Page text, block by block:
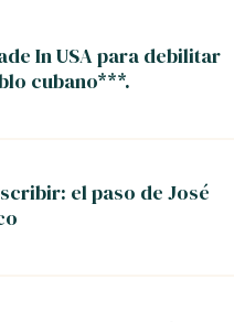
In USA para debilitar
cubano***.
el paso de José